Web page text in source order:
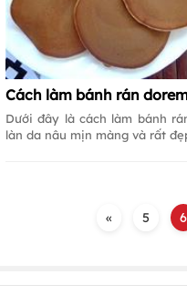
Cách làm bánh rán
Dưới đây là cách làm bánh
làn da nâu mịn màng và rất
« 5 6